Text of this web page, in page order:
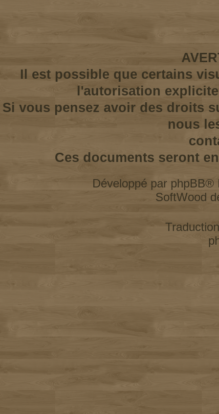
Il est possible que certains
l'autorisation
Si vous pensez avoir des droits
nous
Ces documents seront
Développé par phpBB®
SoftWood